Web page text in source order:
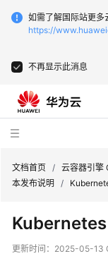
如需了解国际站更多
https://
不再显示此消息
最
文档首页 / 云容器引擎
本发布说明
/
Kubernetes
更新时间： 2025-05-13